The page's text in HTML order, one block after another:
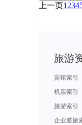
上一页1 234
旅游
宾馆索引
机票索引
旅游索引
企业差旅